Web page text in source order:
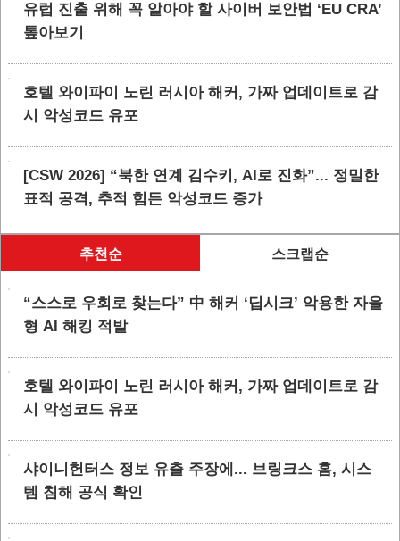
유럽 진출 위해 꼭 알아야 할 사이버 보안법 ‘EU CRA’
톺아보기
호텔 와이파이 노린 러시아 해커, 가짜 업데이트로 감
시 악성코드 유포
[CSW 2026] “북한 연계 김수키, AI로 진화”... 정밀한
표적 공격, 추적 힘든 악성코드 증가
추천순 스크랩순
“스스로 우회로 찾는다” 中 해커 ‘딥시크’ 악용한 자율
형 AI 해킹 적발
호텔 와이파이 노린 러시아 해커, 가짜 업데이트로 감
시 악성코드 유포
샤이니헌터스 정보 유출 주장에... 브링크스 홈, 시스
템 침해 공식 확인